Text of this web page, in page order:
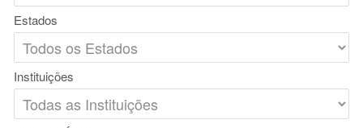
Estados
Instituições